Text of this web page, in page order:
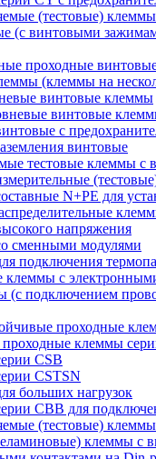
(тестовые)
(с винтовыми
проходные
(клеммы на
винтовые клеммы
винтовые
с
винтовые
тестовые клеммы с
N+PE для
напряжения
сменными модулями
подключения
клеммы с
(с подключением
проходные
клеммы
CSB
CSTSN
больших нагрузок
CBB для
(тестовые)
клеммы с